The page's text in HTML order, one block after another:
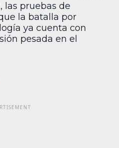
las pruebas de
la batalla por
ya cuenta con
pesada en el